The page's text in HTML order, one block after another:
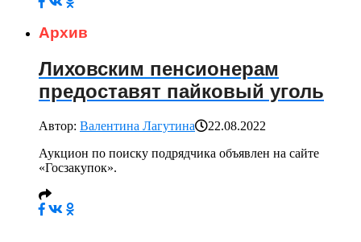
Архив
Лиховским пенсионерам
предоставят пайковый уголь
Автор: Валентина Лагутина
22.08.2022
Аукцион по поиску подрядчика объявлен на сайте
«Госзакупок».